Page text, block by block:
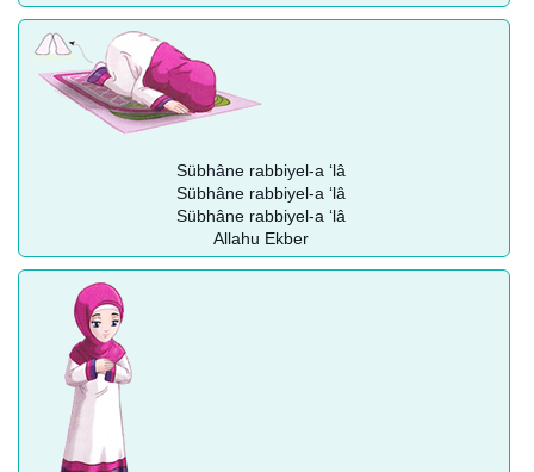
Sübhâne rabbiyel-a ‘lâ
Sübhâne rabbiyel-a ‘lâ
Sübhâne rabbiyel-a ‘lâ
Allahu Ekber